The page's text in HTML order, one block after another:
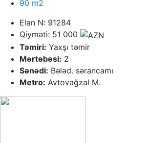
90 m2
Elan N: 91284
Qiyməti: 51 000
Təmiri: Yaxşı təmir
Mərtəbəsi: 2
Sənədi: Bələd. sərancamı
Metro: Avtovağzal M.